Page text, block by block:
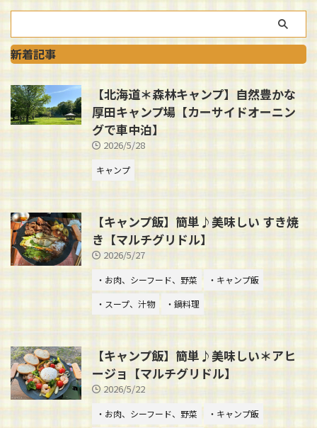
新着記事
【北海道＊森林キャンプ】自然豊かな
厚田キャンプ場【カーサイドオーニン
グで車中泊】
2026/5/28
キャンプ
【キャンプ飯】簡単♪美味しい すき焼
き【マルチグリドル】
2026/5/27
・お肉、シーフード、野菜
・キャンプ飯
・スープ、汁物
・鍋料理
【キャンプ飯】簡単♪美味しい＊アヒ
ージョ【マルチグリドル】
2026/5/22
・お肉、シーフード、野菜 ・キャンプ飯